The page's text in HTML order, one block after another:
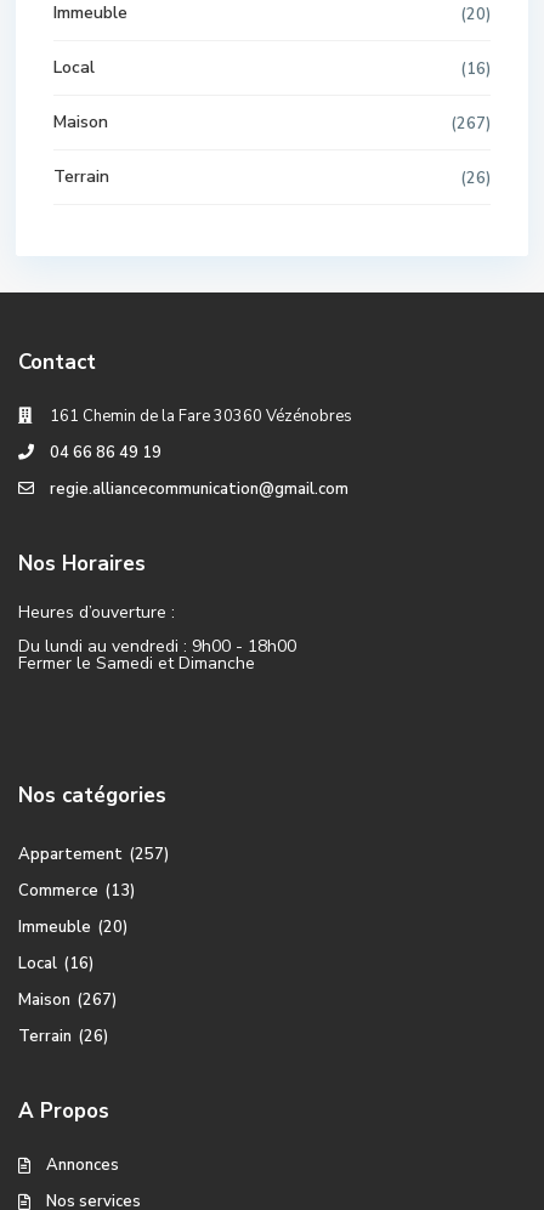
Immeuble (20)
Local (16)
Maison (267)
Terrain (26)
Contact
161 Chemin de la Fare 30360 Vézénobres
04 66 86 49 19
regie.alliancecommunication@gmail.com
Nos Horaires
Heures d’ouverture :
Du lundi au vendredi : 9h00 - 18h00
Fermer le Samedi et Dimanche
Nos catégories
Appartement (257)
Commerce (13)
Immeuble (20)
Local (16)
Maison (267)
Terrain (26)
A Propos
Annonces
Nos services